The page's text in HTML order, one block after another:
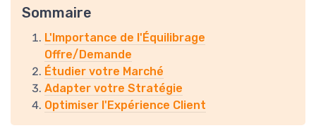
Sommaire
L'Importance de l'Équilibrage
Offre/Demande
Étudier votre Marché
Adapter votre Stratégie
Optimiser l'Expérience Client